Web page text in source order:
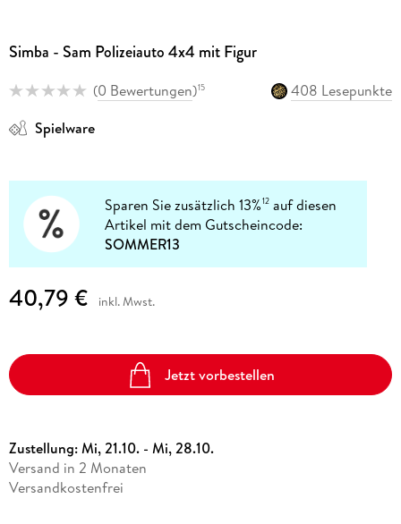
Simba - Sam Polizeiauto 4x4 mit Figur
(0 Bewertungen)15
408 Lesepunkte
Spielware
Sparen Sie zusätzlich 13%12 auf diesen
Artikel mit dem Gutscheincode:
SOMMER13
40,79 € inkl. Mwst.
Jetzt vorbestellen
Zustellung:Mi, 21.10. - Mi, 28.10.
Versand in 2 Monaten
Versandkostenfrei